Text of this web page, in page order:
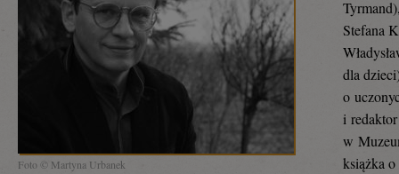
Foto © Martyna Urbanek
Stefana
dla
o
i
w
książka